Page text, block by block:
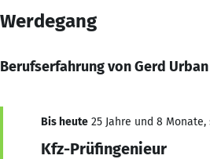
Werdegang
Berufserfahrung von Gerd Urban
Bis heute 25 Jahre und 8 Monate,
Kfz-Prüfingenieur